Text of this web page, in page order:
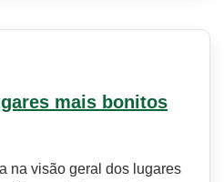
mais bonitos
na visão geral dos lugares